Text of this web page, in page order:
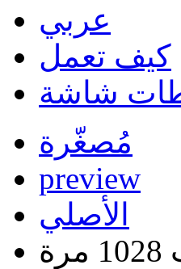
عربي
كيف تعمل
شاشة
مُصغّرة
preview
الأصلي